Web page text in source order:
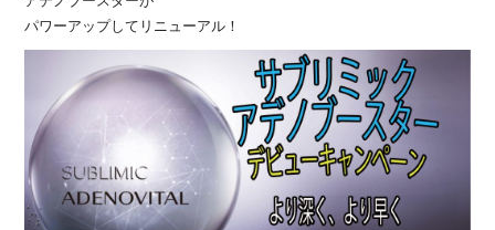
パワーアップしてリニューアル！